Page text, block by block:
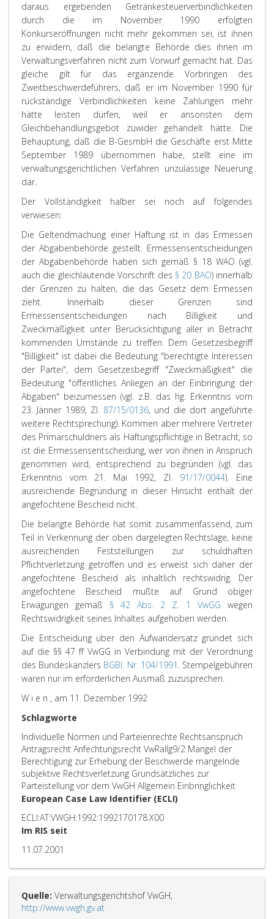
daraus ergebenden Getränkesteuerverbindlichkeiten
durch die im November 1990 erfolgten
Konkurseröffnungen nicht mehr gekommen sei, ist ihnen
zu erwidern, daß die belangte Behörde dies ihnen im
Verwaltungsverfahren nicht zum Vorwurf gemacht hat. Das
gleiche gilt für das ergänzende Vorbringen des
Zweitbeschwerdeführers, daß er im November 1990 für
rückständige Verbindlichkeiten keine Zahlungen mehr
hätte leisten dürfen, weil er ansonsten dem
Gleichbehandlungsgebot zuwider gehandelt hätte. Die
Behauptung, daß die B-GesmbH die Geschäfte erst Mitte
September 1989 übernommen habe, stellt eine im
verwaltungsgerichtlichen Verfahren unzulässige Neuerung
dar.
Der Vollständigkeit halber sei noch auf folgendes
verwiesen:
Die Geltendmachung einer Haftung ist in das Ermessen
der Abgabenbehörde gestellt. Ermessensentscheidungen
der Abgabenbehörde haben sich gemäß § 18 WAO (vgl.
auch die gleichlautende Vorschrift des § 20 BAO) innerhalb
der Grenzen zu halten, die das Gesetz dem Ermessen
zieht. Innerhalb dieser Grenzen sind
Ermessensentscheidungen nach Billigkeit und
Zweckmäßigkeit unter Berücksichtigung aller in Betracht
kommenden Umstände zu treffen. Dem Gesetzesbegriff
"Billigkeit" ist dabei die Bedeutung "berechtigte Interessen
der Partei", dem Gesetzesbegriff "Zweckmäßigkeit" die
Bedeutung "öffentliches Anliegen an der Einbringung der
Abgaben" beizumessen (vgl. z.B. das hg. Erkenntnis vom
23. Jänner 1989, Zl. 87/15/0136, und die dort angeführte
weitere Rechtsprechung). Kommen aber mehrere Vertreter
des Primärschuldners als Haftungspflichtige in Betracht, so
ist die Ermessensentscheidung, wer von ihnen in Anspruch
genommen wird, entsprechend zu begründen (vgl. das
Erkenntnis vom 21. Mai 1992, Zl. 91/17/0044). Eine
ausreichende Begründung in dieser Hinsicht enthält der
angefochtene Bescheid nicht.
Die belangte Behörde hat somit zusammenfassend, zum
Teil in Verkennung der oben dargelegten Rechtslage, keine
ausreichenden Feststellungen zur schuldhaften
Pflichtverletzung getroffen und es erweist sich daher der
angefochtene Bescheid als inhaltlich rechtswidrig. Der
angefochtene Bescheid mußte auf Grund obiger
Erwägungen gemäß § 42 Abs. 2 Z. 1 VwGG wegen
Rechtswidrigkeit seines Inhaltes aufgehoben werden.
Die Entscheidung über den Aufwandersatz gründet sich
auf die §§ 47 ff VwGG in Verbindung mit der Verordnung
des Bundeskanzlers BGBl. Nr. 104/1991 . Stempelgebühren
waren nur im erforderlichen Ausmaß zuzusprechen.
W i e n , am 11. Dezember 1992
Schlagworte
Individuelle Normen und Parteienrechte Rechtsanspruch
Antragsrecht Anfechtungsrecht VwRallg9/2 Mangel der
Berechtigung zur Erhebung der Beschwerde mangelnde
subjektive Rechtsverletzung Grundsätzliches zur
Parteistellung vor dem VwGH Allgemein Einbringlichkeit
European Case Law Identifier (ECLI)
ECLI:AT:VWGH:1992:1992170178.X00
Im RIS seit
11.07.2001
Quelle: Verwaltungsgerichtshof VwGH,
http://www.vwgh.gv.at